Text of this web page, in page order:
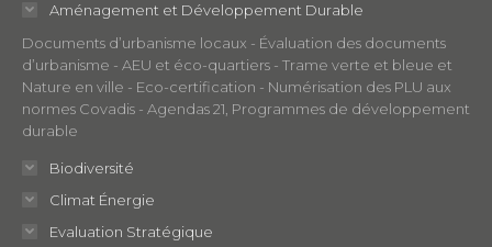
window
Aménagement et Développement Durable
Documents d’urbanisme locaux - Évaluation des documents
d’urbanisme - AEU et éco-quartiers - Trame verte et bleue et
Nature en ville - Eco-certification - Numérisation des PLU aux
normes Covadis - Agendas 21, Programmes de développement
durable
Biodiversité
Climat Énergie
Evaluation Stratégique